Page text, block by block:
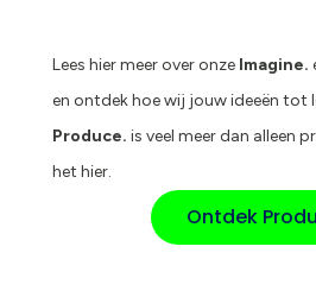
Lees hier meer over onze Imagine.
en ontdek hoe wij jouw ideeën tot
Produce. is veel meer dan alleen
het hier.
Ontdek